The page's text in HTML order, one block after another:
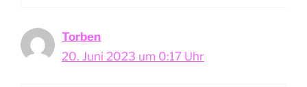
Torben
20. Juni 2023 um 0:17 Uhr